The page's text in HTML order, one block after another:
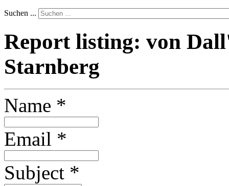
Suchen ...
Report listing: von
Starnberg
Name *
Email *
Subject *